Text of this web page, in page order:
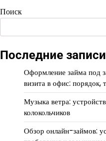
Поиск
Последние записи
Оформление займа под
визита в офис: порядок,
Музыка ветра:
колокольчиков
Обзор онлайн-займов: